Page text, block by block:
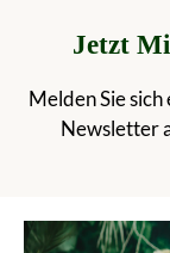
Jetzt
Melden Sie
Newsletter